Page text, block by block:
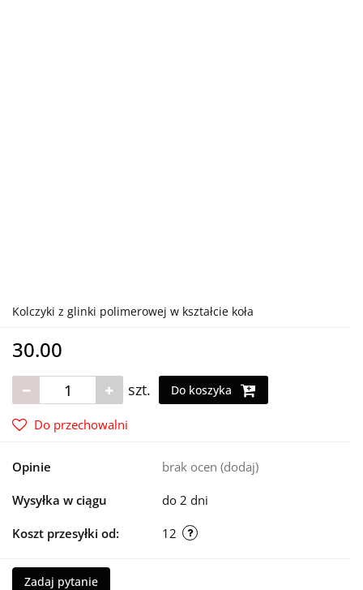
Kolczyki z glinki polimerowej w kształcie koła
30.00
szt. Do koszyka
Do przechowalni
Opinie brak ocen (dodaj)
Wysyłka w ciągu do 2 dni
Koszt przesyłki od: 12
Zadaj pytanie